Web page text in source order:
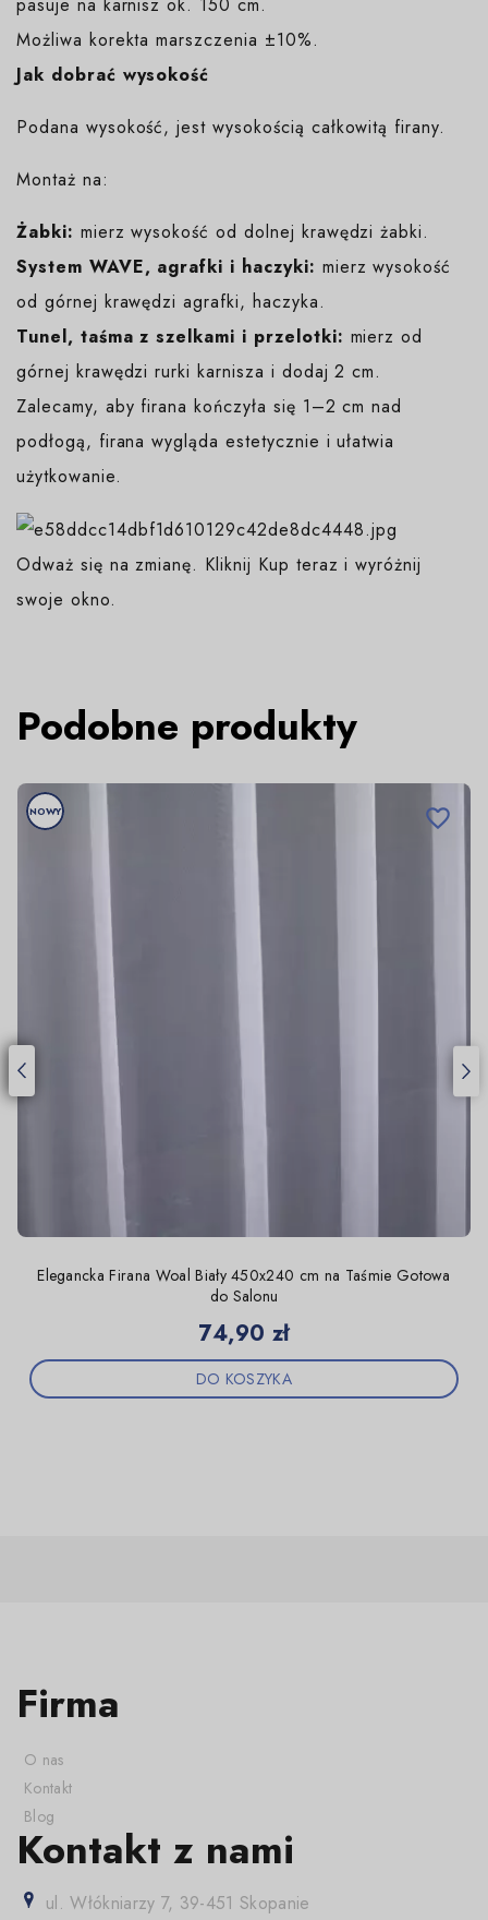
Możliwa korekta marszczenia ±10%.
Jak dobrać wysokość
Podana wysokość, jest wysokością całkowitą firany.
Montaż na:
Żabki: mierz wysokość od dolnej krawędzi żabki.
System WAVE, agrafki i haczyki: mierz wysokość
od górnej krawędzi agrafki, haczyka.
Tunel, taśma z szelkami i przelotki: mierz od
górnej krawędzi rurki karnisza i dodaj 2 cm.
Zalecamy, aby firana kończyła się 1–2 cm nad
podłogą, firana wygląda estetycznie i ułatwia
użytkowanie.
Odważ się na zmianę. Kliknij Kup teraz i wyróżnij
swoje okno.
Podobne produkty
NOWY
Elegancka Firana Woal Biały 450x240 cm na Taśmie Gotowa
do Salonu
Cena
74,90 zł
DO KOSZYKA

Firma
O nas
Kontakt
Blog
Kontakt z nami
ul. Włókniarzy 7, 39-451 Skopanie